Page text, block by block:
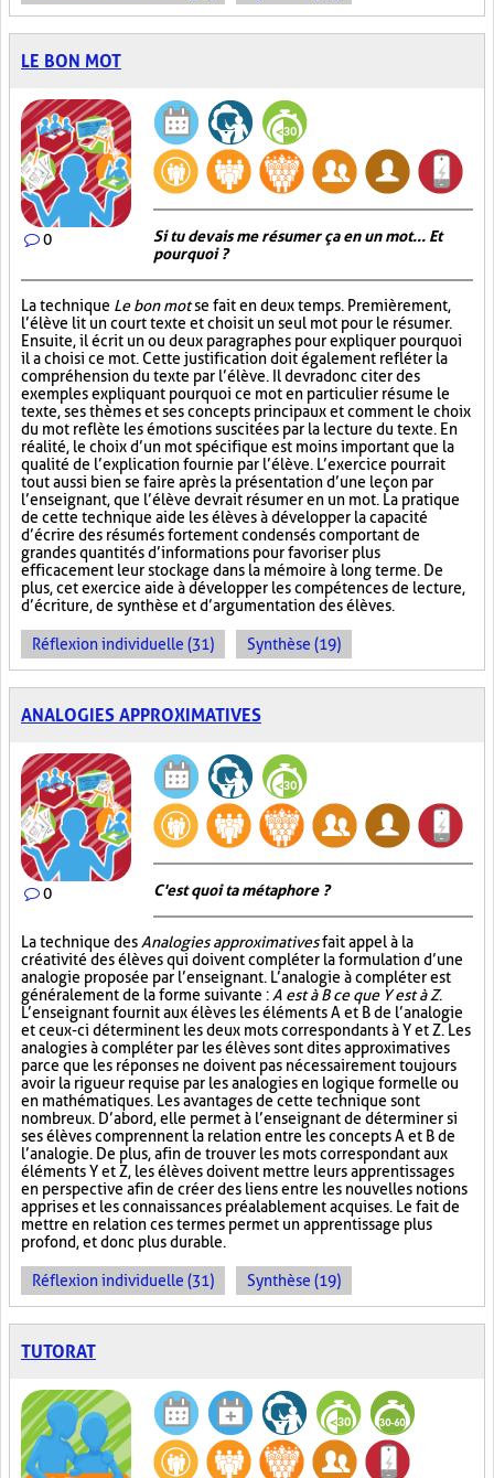
LE BON MOT
0
Si tu devais me résumer ça en un mot... Et
pourquoi ?
La technique Le bon motse fait en deux temps. Premièrement,
l’élève lit un court texte et choisit un seul mot pour le résumer.
Ensuite, il écrit un ou deux paragraphes pour expliquer pourquoi
il a choisi ce mot. Cette justification doit également refléter la
compréhension du texte par l’élève. Il devra donc citer des
exemples expliquant pourquoi ce mot en particulier résume le
texte, ses thèmes et ses concepts principaux et comment le choix
du mot reflète les émotions suscitées par la lecture du texte. En
réalité, le choix d’un mot spécifique est moins important que la
qualité de l’explication fournie par l’élève. L’exercice pourrait
tout aussi bien se faire après la présentation d’une leçon par
l’enseignant, que l’élève devrait résumer en un mot. La pratique
de cette technique aide les élèves à développer la capacité
d’écrire des résumés fortement condensés comportant de
grandes quantités d’informations pour favoriser plus
efficacement leur stockage dans la mémoire à long terme. De
plus, cet exercice aide à développer les compétences de lecture,
d’écriture, de synthèse et d’argumentation des élèves.
Réflexion individuelle (31) Synthèse (19)
ANALOGIES APPROXIMATIVES
0 C'est quoi ta métaphore ?
La technique des Analogies approximativesfait appel à la
créativité des élèves qui doivent compléter la formulation d’une
analogie proposée par l’enseignant. L’analogie à compléter est
généralement de la forme suivante : A est à B ce que Y est à Z.
L’enseignant fournit aux élèves les éléments A et B de l’analogie
et ceux-ci déterminent les deux mots correspondants à Y et Z. Les
analogies à compléter par les élèves sont dites approximatives
parce que les réponses ne doivent pas nécessairement toujours
avoir la rigueur requise par les analogies en logique formelle ou
en mathématiques. Les avantages de cette technique sont
nombreux. D’abord, elle permet à l’enseignant de déterminer si
ses élèves comprennent la relation entre les concepts A et B de
l’analogie. De plus, afin de trouver les mots correspondant aux
éléments Y et Z, les élèves doivent mettre leurs apprentissages
en perspective afin de créer des liens entre les nouvelles notions
apprises et les connaissances préalablement acquises. Le fait de
mettre en relation ces termes permet un apprentissage plus
profond, et donc plus durable.
Réflexion individuelle (31) Synthèse (19)
TUTORAT